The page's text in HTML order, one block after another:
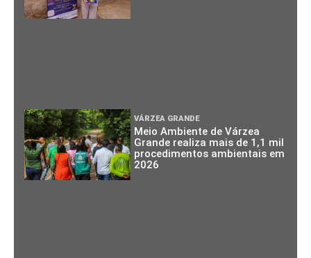
VÁRZEA GRANDE
Meio Ambiente de Várzea
Grande realiza mais de 1,1 mil
procedimentos ambientais em
2026